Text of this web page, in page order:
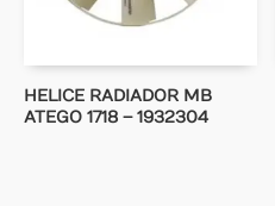
HELICE RADIADOR MB
ATEGO 1718 – 1932304